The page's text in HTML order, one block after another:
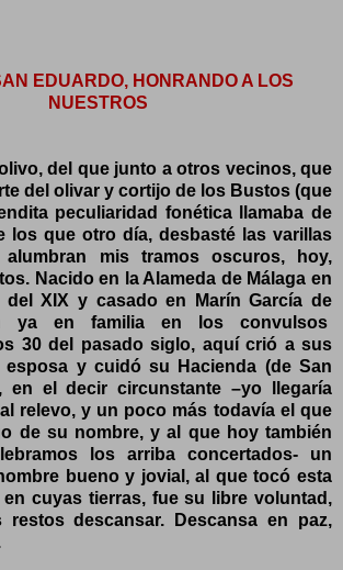
EDUARDO, HONRANDO A LOS
NUESTROS
del que junto a otros vecinos, que
del olivar y cortijo de los Bustos (que
peculiaridad fonética llamaba de
los que otro día, desbasté las varillas
alumbran mis tramos oscuros, hoy,
Nacido en la Alameda de Málaga en
XIX y casado en Marín García de
ya en familia en los convulsos
30 del pasado siglo, aquí crió a sus
y cuidó su Hacienda (de San
en el decir circunstante –yo llegaría
relevo, y un poco más todavía el que
de su nombre, y al que hoy también
los arriba concertados- un
bueno y jovial, al que tocó esta
cuyas tierras, fue su libre voluntad,
descansar. Descansa en paz,